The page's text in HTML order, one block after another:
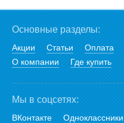
Основные разделы:
Акции Статьи Оплата
О компании
Где купить
Мы в соцсетях:
ВКонтакте Одноклассники